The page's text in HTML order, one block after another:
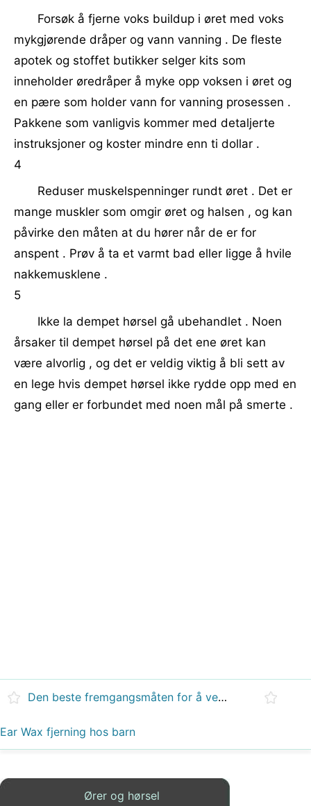
Forsøk å fjerne voks buildup i øret med voks
mykgjørende dråper og vann vanning . De fleste
apotek og stoffet butikker selger kits som
inneholder øredråper å myke opp voksen i øret og
en pære som holder vann for vanning prosessen .
Pakkene som vanligvis kommer med detaljerte
instruksjoner og koster mindre enn ti dollar .
4
Reduser muskelspenninger rundt øret . Det er
mange muskler som omgir øret og halsen , og kan
påvirke den måten at du hører når de er for
anspent . Prøv å ta et varmt bad eller ligge å hvile
nakkemusklene .
5
Ikke la dempet hørsel gå ubehandlet . Noen
årsaker til dempet hørsel på det ene øret kan
være alvorlig , og det er veldig viktig å bli sett av
en lege hvis dempet hørsel ikke rydde opp med en
gang eller er forbundet med noen mål på smerte .
Den beste fremgangsmåten for å velge et høreapparat
Ear Wax fjerning hos barn
Ører og hørsel